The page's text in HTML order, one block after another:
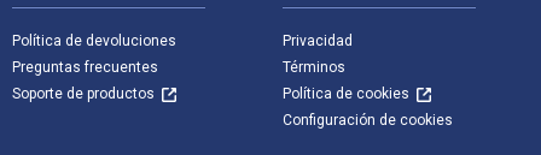
Política de devoluciones
Preguntas frecuentes
Soporte de productos
Privacidad
Términos
Política de cookies
Configuración de cookies